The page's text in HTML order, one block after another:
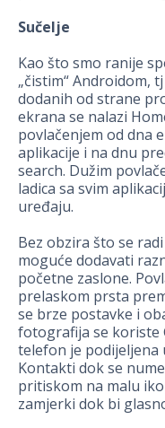
Sučelje
Kao što smo ranije
„čistim“ Androidom,
dodanih od strane
ekrana se nalazi
povlačenjem od dna
aplikacije i na dnu
search. Dužim
ladica sa svim
uređaju.
Bez obzira što se
moguće dodavati
početne zaslone.
prelaskom prsta
se brze postavke i
fotografija se koriste
telefon je podijeljena
Kontakti dok se
pritiskom na malu
zamjerki dok bi